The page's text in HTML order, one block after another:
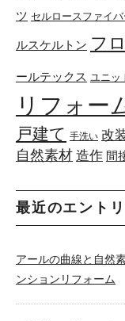
ツ セルロースファイバ
ルスケルトン フ
ールテックス ユニッ
リフォー
戸建て 手洗い 改
自然素材 造作 間
最近のエント
アールの曲線と自然
ンションリフォーム